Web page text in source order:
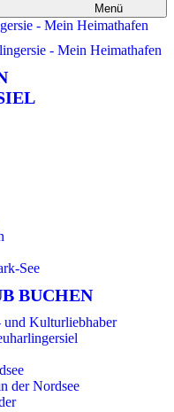
Menü
See
BUCHEN
Kulturliebhaber
der Nordsee